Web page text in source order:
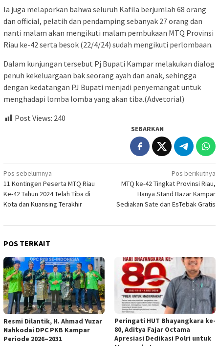
Ia juga melaporkan bahwa seluruh Kafila berjumlah 68 orang
dan official, pelatih dan pendamping sebanyak 27 orang dan
nanti malam akan mengikuti malam pembukaan MTQ Provinsi
Riau ke-42 serta besok (22/4/24) sudah mengikuti perlombaan.
Dalam kunjungan tersebut Pj Bupati Kampar melakukan dialog
penuh kekeluargaan bak seorang ayah dan anak, sehingga
dengan kedatangan PJ Bupati menjadi penyemangat untuk
menghadapi lomba lomba yang akan tiba.(Advetorial)
Post Views: 240
SEBARKAN
Navigasi
pos
Pos sebelumnya
11 Kontingen Peserta MTQ Riau
Ke-42 Tahun 2024 Telah Tiba di
Kota dan Kuansing Terakhir
Pos berikutnya
MTQ ke-42 Tingkat Provinsi Riau,
Hanya Stand Bazar Kampar
Sediakan Sate dan EsTebak Gratis
POS TERKAIT
Resmi Dilantik, H. Ahmad Yuzar
Nahkodai DPC PKB Kampar
Periode 2026–2031
Peringati HUT Bhayangkara ke-
80, Aditya Fajar Octama
Apresiasi Dedikasi Polri untuk